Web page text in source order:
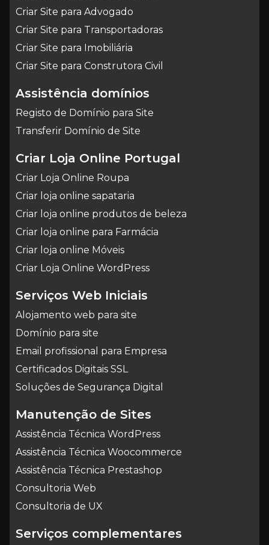
Criar Site para Advogado
Criar Site para Transportadoras
Criar Site para Imobiliária
Criar Site para Construtora Civil
Assistência domínios
Registo de Domínio para Site
Transferir Domínio de Site
Criar Loja Online Portugal
Criar Loja Online Roupa
Criar loja online sapataria
Criar loja online produtos de beleza
Criar loja online para Farmácia
Criar loja online Móveis
Criar Loja Online WordPress
Serviços Web Iniciais
Alojamento web para site
Domínio para site
Email profissional para Empresa
Certificados Digitais SSL
Soluções de Segurança Digital
Manutenção de Sites
Assistência Técnica WordPress
Assistência Técnica Woocommerce
Assistência Técnica Prestashop
Consultoria Web
Consultoria de UX
Serviços complementares